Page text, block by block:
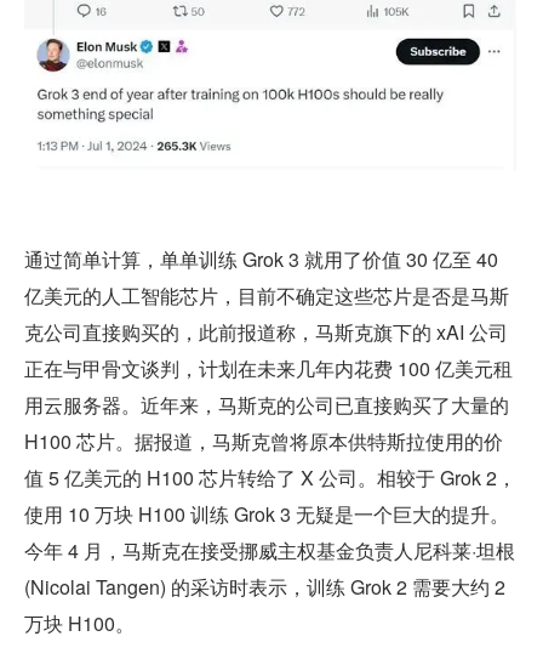
通过简单计算，单单训练 Grok 3 就用了价值 30 亿至 40
亿美元的人工智能芯片，目前不确定这些芯片是否是马斯
克公司直接购买的，此前报道称，马斯克旗下的 xAI 公司
正在与甲骨文谈判，计划在未来几年内花费 100 亿美元租
用云服务器。近年来，马斯克的公司已直接购买了大量的
H100 芯片。据报道，马斯克曾将原本供特斯拉使用的价
值 5 亿美元的 H100 芯片转给了 X 公司。相较于 Grok 2，
使用 10 万块 H100 训练 Grok 3 无疑是一个巨大的提升。
今年 4 月，马斯克在接受挪威主权基金负责人尼科莱·坦根
(Nicolai Tangen) 的采访时表示，训练 Grok 2 需要大约 2
万块 H100。